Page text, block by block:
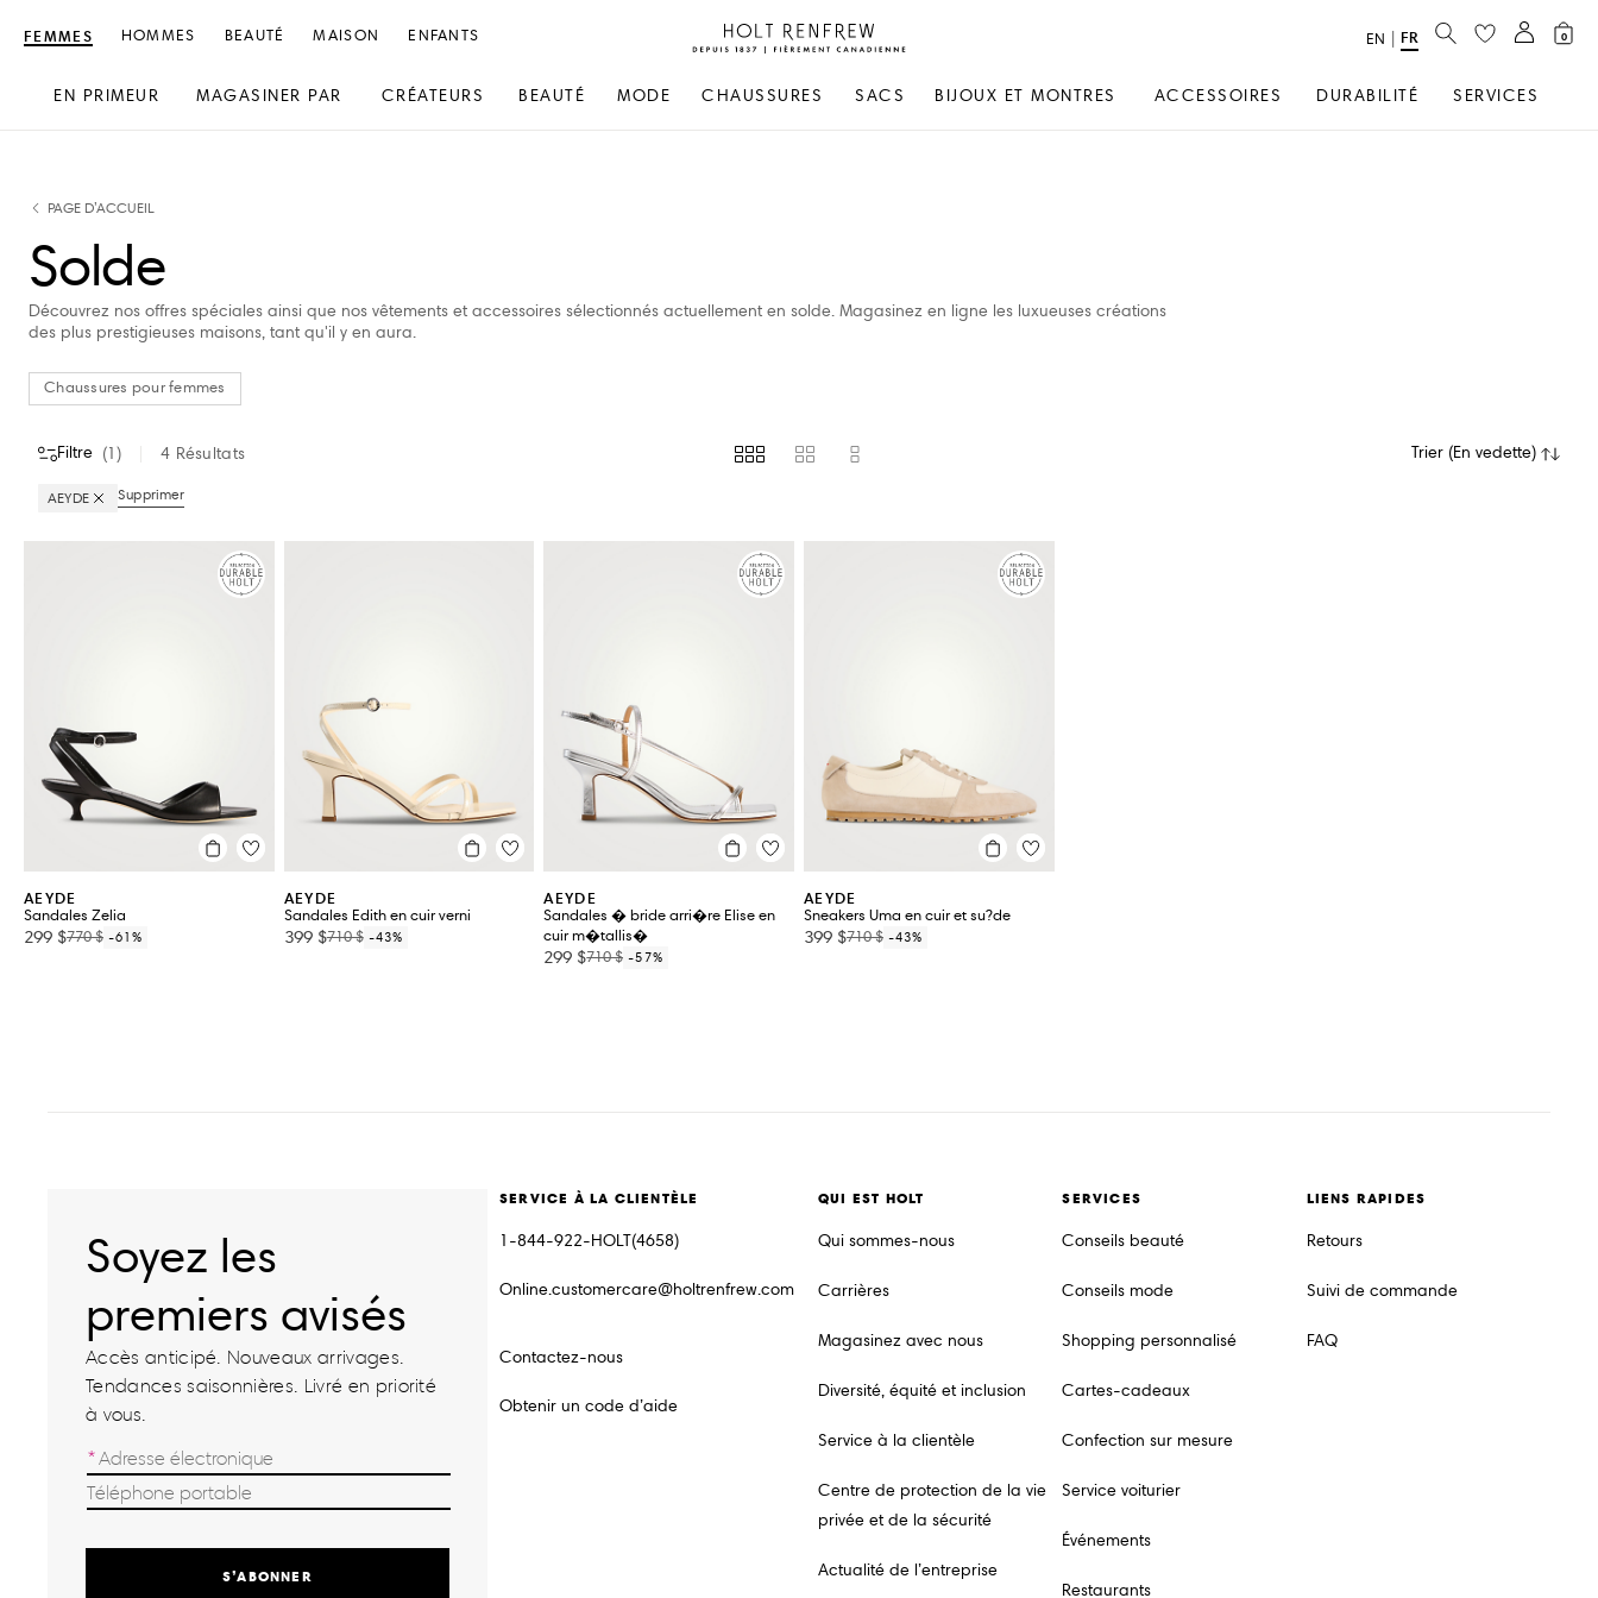
Fierement
FEMMES
EN PRIMEUR MAGASINER PAR CRÉATEURS BEAUTÉ MODE CHAUSSURES SACS BIJOUX ET MONTRES ACCESSOIRES DURABILITÉ SERVICES
HOMMES BEAUTÉ MAISON ENFANTS text.language
EN FR RECHERCHER
0
PAGE D’ACCUEIL
Solde
Découvrez nos offres spéciales ainsi que nos vêtements et accessoires sélectionnés actuellement en solde. Magasinez en ligne les luxueuses créations
des plus prestigieuses maisons, tant qu'il y en aura.
Chaussures pour femmes
Filtre (1) 4 Résultats Trier (En vedette)
AEYDE Supprimer
CRÉATEURS% DE RÉDUCTION DISPONIBILITÉ EN MAGASIN
AEYDE
Sandales Zelia
299 $770 $ -61%
AEYDE
Sandales Edith en cuir verni
399 $710 $ -43%
AEYDE
Sandales � bride arri�re Elise en
cuir m�tallis�
299 $710 $ -57%
AEYDE
Sneakers Uma en cuir et su?de
399 $710 $ -43%
Soyez les
premiers avisés
Accès anticipé. Nouveaux arrivages.
Tendances saisonnières. Livré en priorité
à vous.
S’ABONNER
SERVICE À LA CLIENTÈLE
1-844-922-HOLT(4658)
Online.customercare@holtrenfrew.com
Contactez-nous
Obtenir un code d’aide
QUI EST HOLT
Qui sommes-nous
Carrières
Magasinez avec nous
Diversité, équité et inclusion
Service à la clientèle
Centre de protection de la vie
privée et de la sécurité
Actualité de l’entreprise
SERVICES
Conseils beauté
Conseils mode
Shopping personnalisé
Cartes-cadeaux
Confection sur mesure
Service voiturier
Événements
Restaurants
LIENS RAPIDES
Retours
Suivi de commande
FAQ